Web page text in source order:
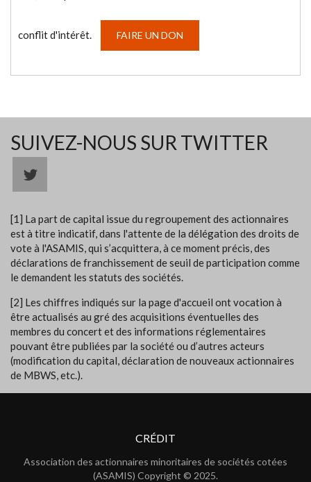
conflit d'intérêt. FAIRE UN DON
SUIVEZ-NOUS SUR TWITTER
[1] La part de capital issue du regroupement des actionnaires
est à titre indicatif, dans l'attente de la délégation des droits de
vote à l'ASAMIS, qui s’acquittera, à ce moment précis, des
déclarations de franchissement de seuil de participation comme
le demandent les statuts des sociétés.
[2] Les chiffres indiqués sur la page d'accueil ont vocation à
être actualisés au gré des acquisitions éventuelles des
membres du concert et des informations réglementaires
pouvant être publiées par la société ou d’autres acteurs
(modification du capital, déclaration de nouveaux actionnaires
de MBWS, etc.).
CRÉDIT
Association des actionnaires minoritaires de sociétés cotées
(ASAMIS) Copyright © 2025.